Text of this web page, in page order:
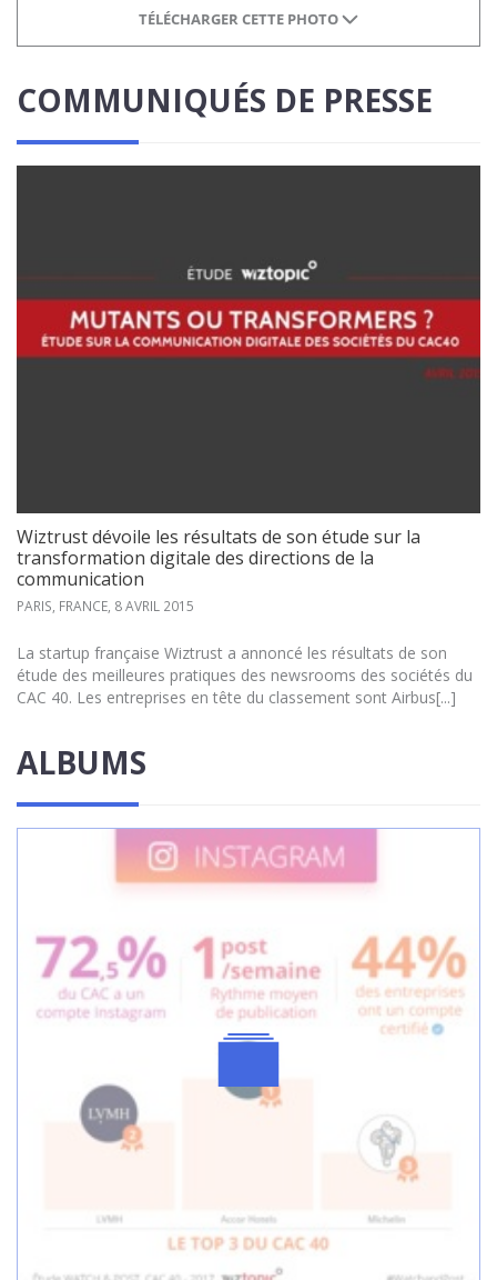
TÉLÉCHARGER CETTE PHOTO
COMMUNIQUÉS DE PRESSE
Wiztrust dévoile les résultats de son étude sur la
transformation digitale des directions de la
communication
PARIS, FRANCE, 8 AVRIL 2015
La startup française Wiztrust a annoncé les résultats de son
étude des meilleures pratiques des newsrooms des sociétés du
CAC 40. Les entreprises en tête du classement sont Airbus[...]
ALBUMS